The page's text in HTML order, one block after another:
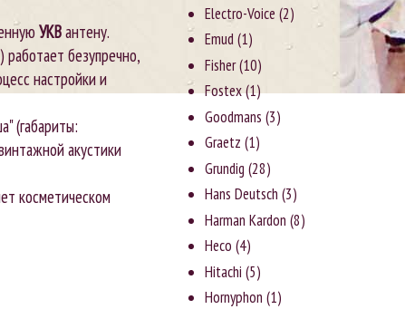
УКВантену.
работает безупречно,
настройки и
(габариты:
акустики
косметическом
Electro-Voice (2)
Emud(1)
Fisher(10)
Fostex(1)
Goodmans (3)
Graetz (1)
Grundig (28)
Hans Deutsch (3)
Harman Kardon (8)
Heco (4)
Hitachi (5)
Hornyphon (1)